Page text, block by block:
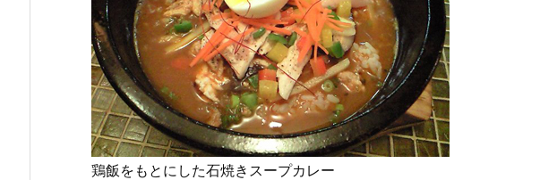
鶏飯をもとにした石焼きスープカレー